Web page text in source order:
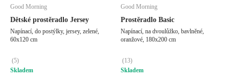
Good Morning
Dětské prostěradlo Jersey
Napínací, do postýlky, jersey, zelené,
60x120 cm
(5)
Skladem
Good Morning
Prostěradlo Basic
Napínací, na dvoulůžko, bavlněné,
oranžové, 180x200 cm
(13)
Skladem